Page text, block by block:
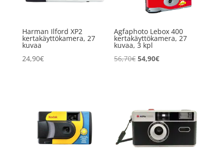
Harman Ilford XP2
kertakäyttökamera, 27
kuvaa
24,90€
Agfaphoto Lebox 400
kertakäyttökamera, 27
kuvaa, 3 kpl
56,70€ Alkuperäinen
54,90€Nykyinen